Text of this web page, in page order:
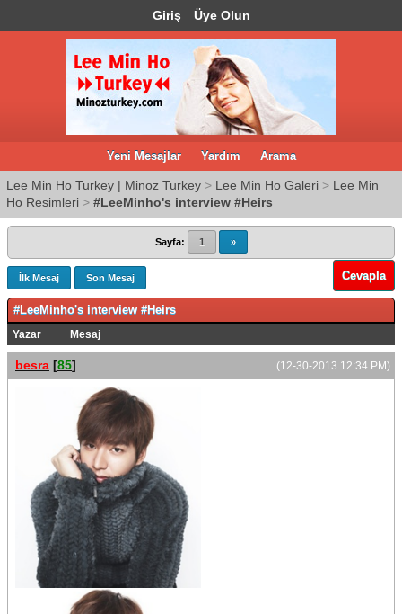
Giriş Üye Olun
Yeni Mesajlar Yardım Arama
Lee Min Ho Turkey | Minoz Turkey > Lee Min Ho Galeri > Lee Min
Ho Resimleri > #LeeMinho's interview #Heirs
Sayfa: 1 »
İlk Mesaj Son Mesaj Cevapla
#LeeMinho's interview #Heirs
Yazar Mesaj
(12-30-2013 12:34 PM)
besra [85]